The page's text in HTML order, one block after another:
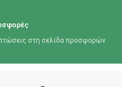
στη σελίδα προσφορών